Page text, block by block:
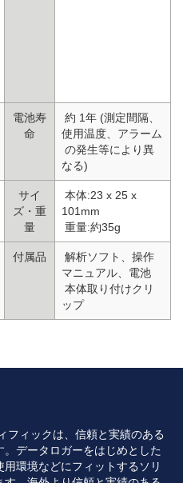
電池寿
命
約 1年 (測定間隔、
使用温度、アラーム
の発生等により異
なる)
サイ
ズ・重
量
本体:23 x 25 x
101mm
重量:約35g
付属品
解析ソフト、操作
マニュアル、電池
本体取り付けクリ
ップ
フィックは、信頼と実績のある
データロガーをはじめとした
環境などにフィットするソリ